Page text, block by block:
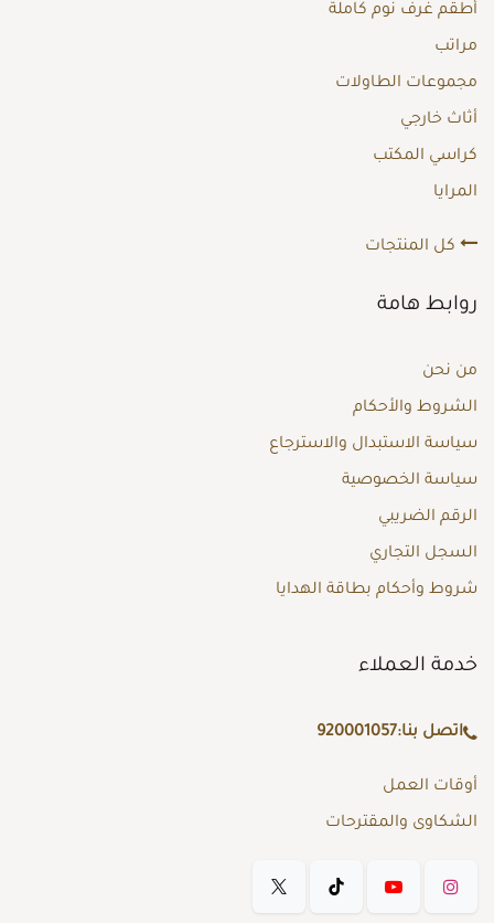
أطقم غرف نوم كاملة
مراتب
مجموعات الطاولات
أثاث خارجي
كراسي المكتب
المرايا
كل المنتجات
روابط هامة
من نحن
الشروط والأحكام
سياسة الاستبدال والاسترجاع
سياسة الخصوصية
الرقم الضريبي
السجل التجاري
شروط وأحكام بطاقة الهدايا
خدمة العملاء
اتصل بنا:920001057
أوقات العمل
الشكاوى والمقترحات